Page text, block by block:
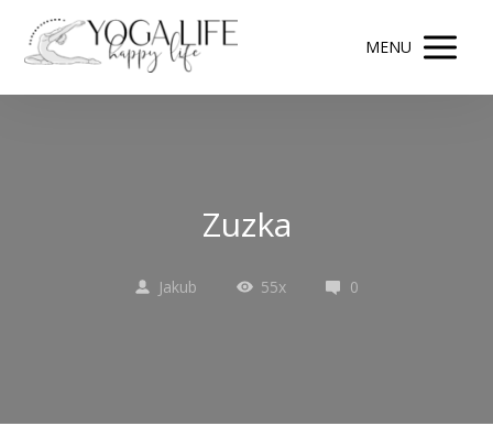
MENU
Zuzka
Jakub 55x 0